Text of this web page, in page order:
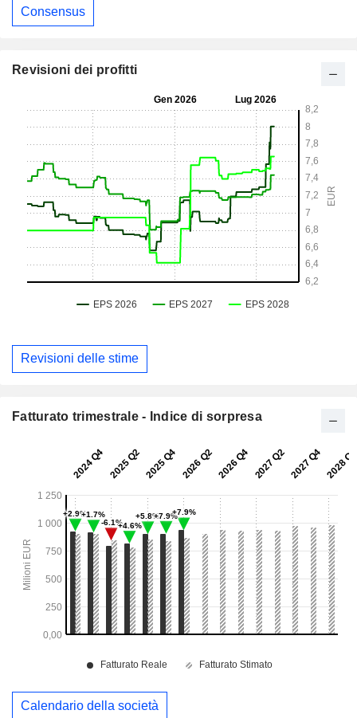
Consensus
Revisioni dei profitti
Revisioni delle stime
Fatturato trimestrale - Indice di sorpresa
Calendario della società